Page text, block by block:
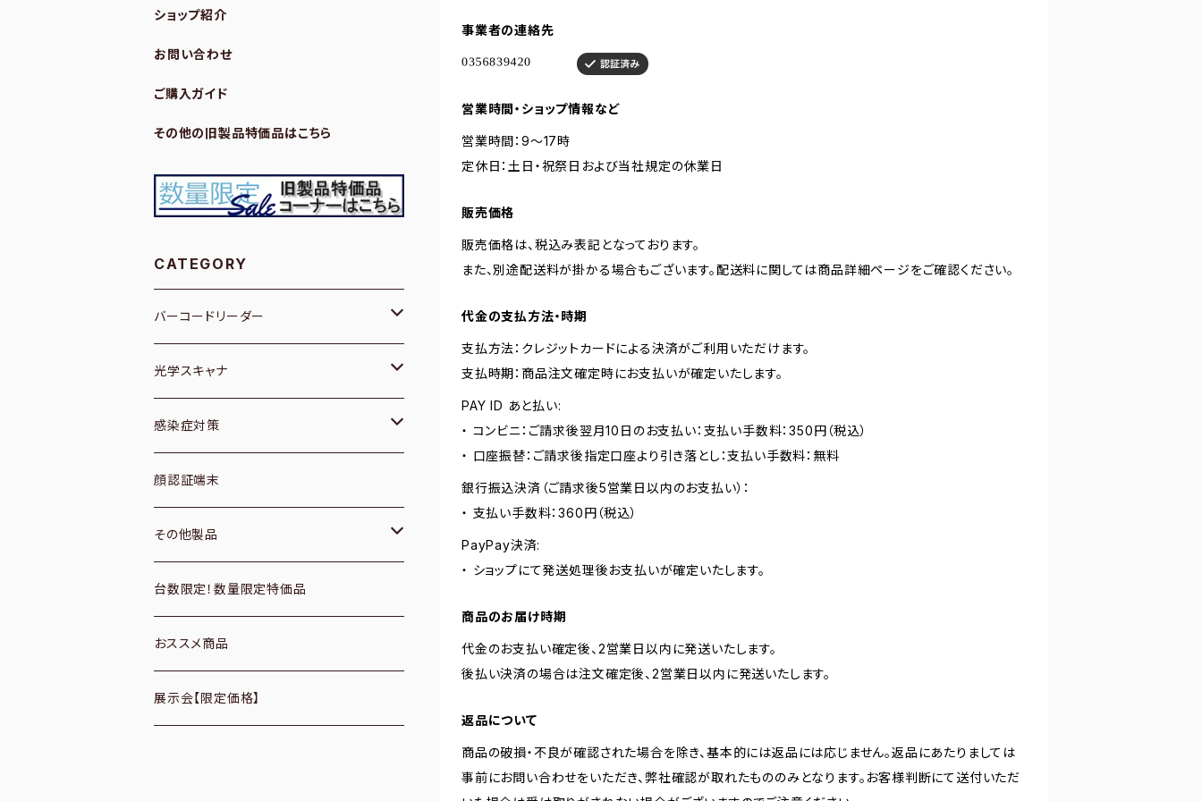
事業者の連絡先
営業時間・ショップ情報など
営業時間：9～17時
定休日：土日・祝祭日および当社規定の休業日
販売価格
販売価格は、税込み表記となっております。
また、別途配送料が掛かる場合もございます。配送料に関しては商品詳細ページをご確認ください。
代金の支払方法・時期
支払方法：クレジットカードによる決済がご利用いただけます。
支払時期：商品注文確定時にお支払いが確定いたします。
PAY ID あと払い:
・ コンビニ：ご請求後翌月10日のお支払い：支払い手数料：350円（税込）
・ 口座振替：ご請求後指定口座より引き落とし：支払い手数料：無料
銀行振込決済（ご請求後5営業日以内のお支払い）：
・ 支払い手数料：360円（税込）
PayPay決済:
・ ショップにて発送処理後お支払いが確定いたします。
商品のお届け時期
代金のお支払い確定後、2営業日以内に発送いたします。
後払い決済の場合は注文確定後、2営業日以内に発送いたします。
返品について
商品の破損・不良が確認された場合を除き、基本的には返品には応じません。返品にあたりましては
事前にお問い合わせをいただき、弊社確認が取れたもののみとなります。お客様判断にて送付いただ
ショップ紹介
お問い合わせ
ご購入ガイド
その他の旧製品特価品はこちら
CATEGORY
バーコードリーダー
１次元／有線
１次元／無線
２次元／有線
２次元／無線
定置式
バーコードリーダーオプション
データコレクター
光学スキャナ
ブックスキャナー
フィルムスキャナ
プレパラートスキャナ
フラットベッドスキャナ
ドキュメントスキャナ
パスポートスキャナ
感染症対策
空調機器
サーモグラフィーカメラ
CO2モニター
アルコールディスペンサー
顔認証端末
その他製品
パソコン周辺機器
パソコンアクセサリ
台数限定！数量限定特価品
おススメ商品
展示会【限定価格】